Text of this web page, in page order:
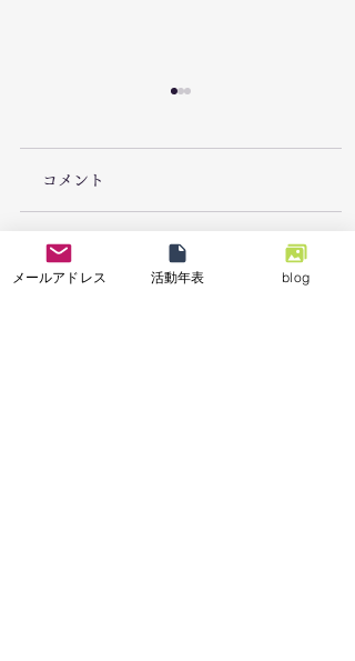
7/26「栃木県足利市で
コメント
コメントを追加…
メールアドレス 活動年表 blog